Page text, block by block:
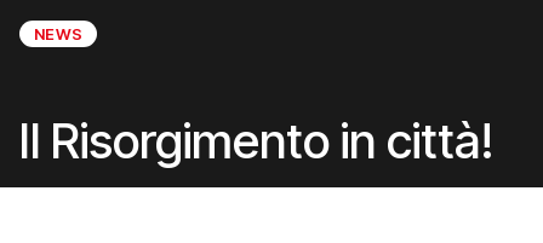
NEWS
Il Risorgimento in città!